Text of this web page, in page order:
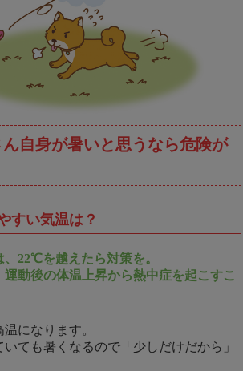
ん自身が暑いと思うなら危険が
すい気温は？
22℃を越えたら対策を。
動後の体温上昇から熱中症を起こすこ
になります。
ても暑くなるので「少しだけだから」